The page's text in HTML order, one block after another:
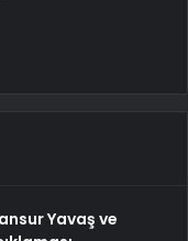
Yavaş ve